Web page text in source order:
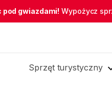
pod gwiazdami! Wypożycz
Sprzęt turystyczny